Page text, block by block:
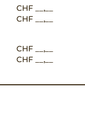
CHF __,__
CHF __,__
CHF __,__
CHF __,__